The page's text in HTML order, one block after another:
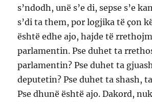
s’ndodh, unë s’e di, sepse s’e
s’di ta them, por logjika të çon
është edhe ajo, hajde të
parlamentin. Pse duhet ta
parlamentin? Pse duhet ta
deputetin? Pse duhet ta shash,
Pse dhunë është ajo. Dakord,